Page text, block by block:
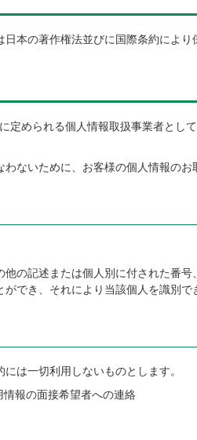
本の著作権法並びに国際条約によ
められる個人情報取扱事業者とし
ないために、お客様の個人情報のお
の記述または個人別に付された番
でき、それにより当該個人を識別で
は一切利用しないものとします。
報の面接希望者への連絡